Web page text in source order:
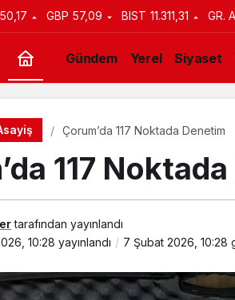
50,17 GBP 57,09 BIST 11.311,31 GR.
Gündem Yerel Siyaset
Çorum’da 117 Noktada Denetim
117
tarafından yayınlandı
10:28 yayınlandı 7 Şubat 2026, 10:28